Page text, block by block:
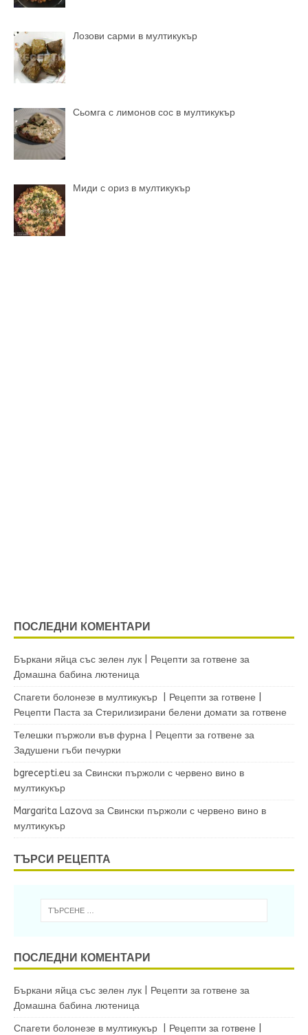
Лозови сарми в мултикукър
Сьомга с лимонов сос в мултикукър
Миди с ориз в мултикукър
ПОСЛЕДНИ КОМЕНТАРИ
Бъркани яйца със зелен лук | Рецепти за готвене за
Домашна бабина лютеница
Спагети болонезе в мултикукър | Рецепти за готвене |
Рецепти Паста за Стерилизирани белени домати за готвене
Телешки пържоли във фурна | Рецепти за готвене за
Задушени гъби печурки
bgrecepti.eu за Свински пържоли с червено вино в
мултикукър
Margarita Lazova за Свински пържоли с червено вино в
мултикукър
ТЪРСИ РЕЦЕПТА
ПОСЛЕДНИ КОМЕНТАРИ
Бъркани яйца със зелен лук | Рецепти за готвене за
Домашна бабина лютеница
Спагети болонезе в мултикукър | Рецепти за готвене |